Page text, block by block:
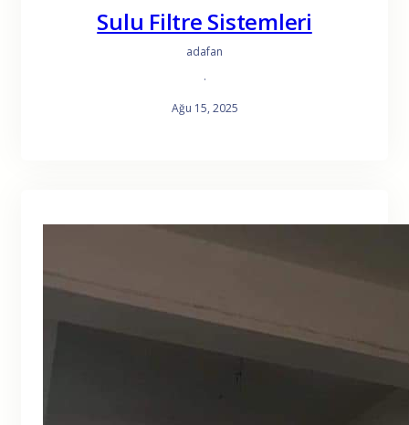
Sulu Filtre Sistemleri
adafan
·
Ağu 15, 2025